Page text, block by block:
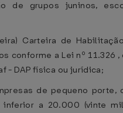
grupos juninos,
Carteira de
conforme a Lei nº
- DAP física ou jurídica;
de pequeno porte,
a 20.000 (vinte